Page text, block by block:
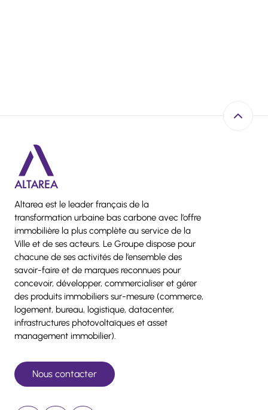
Altarea est le leader français de la
transformation urbaine bas carbone avec l’offre
immobilière la plus complète au service de la
Ville et de ses acteurs. Le Groupe dispose pour
chacune de ses activités de l’ensemble des
savoir-faire et de marques reconnues pour
concevoir, développer, commercialiser et gérer
des produits immobiliers sur-mesure (commerce,
logement, bureau, logistique, datacenter,
infrastructures photovoltaïques et asset
management immobilier).
Nous contacter
Retour